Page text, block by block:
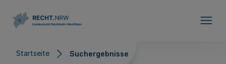
Startseite Suchergebnisse